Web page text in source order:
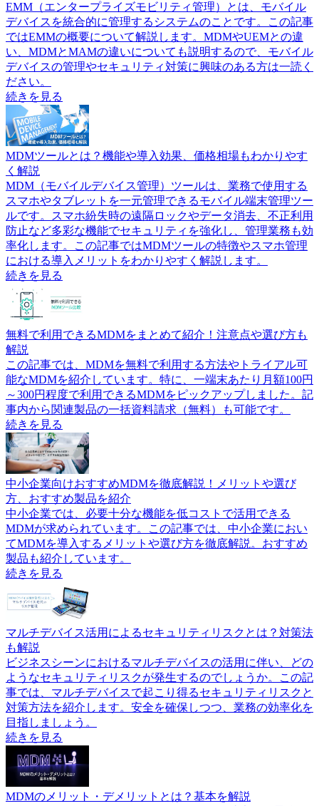
EMM（エンタープライズモビリティ管理）とは、モバイル
デバイスを統合的に管理するシステムのことです。この記事
ではEMMの概要について解説します。MDMやUEMとの違
い、MDMとMAMの違いについても説明するので、モバイル
デバイスの管理やセキュリティ対策に興味のある方は一読く
ださい。
続きを見る
MDMツールとは？機能や導入効果、価格相場もわかりやす
く解説
MDM（モバイルデバイス管理）ツールは、業務で使用する
スマホやタブレットを一元管理できるモバイル端末管理ツー
ルです。スマホ紛失時の遠隔ロックやデータ消去、不正利用
防止など多彩な機能でセキュリティを強化し、管理業務も効
率化します。この記事ではMDMツールの特徴やスマホ管理
における導入メリットをわかりやすく解説します。
続きを見る
無料で利用できるMDMをまとめて紹介！注意点や選び方も
解説
この記事では、MDMを無料で利用する方法やトライアル可
能なMDMを紹介しています。特に、一端末あたり月額100円
～300円程度で利用できるMDMをピックアップしました。記
事内から関連製品の一括資料請求（無料）も可能です。
続きを見る
中小企業向けおすすめMDMを徹底解説！メリットや選び
方、おすすめ製品を紹介
中小企業では、必要十分な機能を低コストで活用できる
MDMが求められています。この記事では、中小企業におい
てMDMを導入するメリットや選び方を徹底解説。おすすめ
製品も紹介しています。
続きを見る
マルチデバイス活用によるセキュリティリスクとは？対策法
も解説
ビジネスシーンにおけるマルチデバイスの活用に伴い、どの
ようなセキュリティリスクが発生するのでしょうか。この記
事では、マルチデバイスで起こり得るセキュリティリスクと
対策方法を紹介します。安全を確保しつつ、業務の効率化を
目指しましょう。
続きを見る
MDMのメリット・デメリットとは？基本を解説